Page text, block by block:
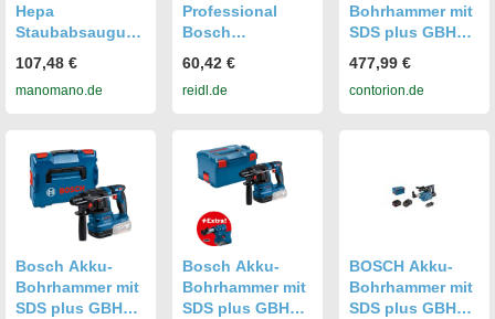
Hepa
Staubabsaugung
Dx07
107,48 €
manomano.de
Professional
Bosch
GDE 28 D für
Bohrhammer
Systemzubehör
p5371465
60,42 €
reidl.de
Bohrhammer mit
SDS plus GBH
GBA 18V 4.0Ah,
L-BOXX
477,99 €
contorion.de
Bosch Akku-
Bohrhammer mit
SDS plus GBH
Bosch Akku-
Bohrhammer mit
SDS plus GBH
BOSCH Akku-
Bohrhammer mit
SDS plus GBH